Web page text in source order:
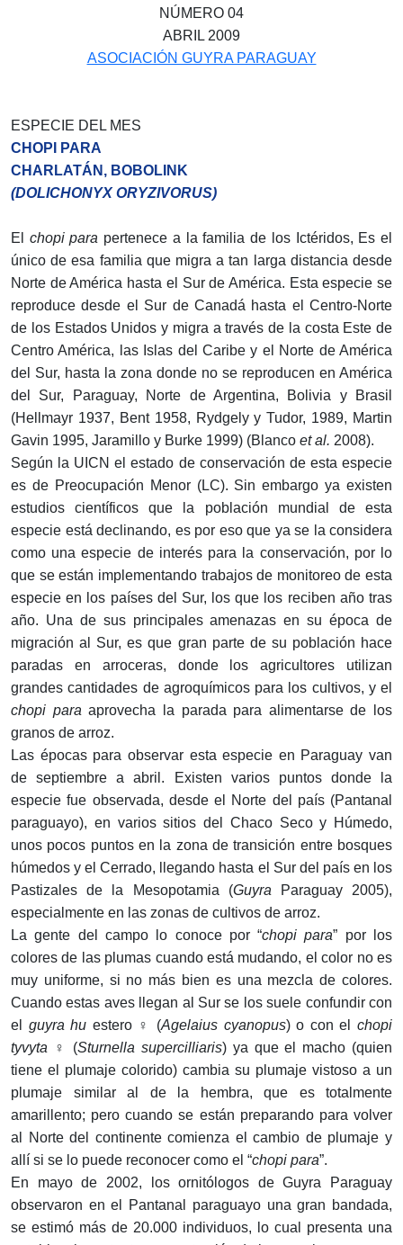
NÚMERO 04
ABRIL 2009
ASOCIACIÓN GUYRA PARAGUAY
ESPECIE DEL MES
CHOPI PARA
CHARLATÁN, BOBOLINK
(DOLICHONYX ORYZIVORUS)
El chopi para pertenece a la familia de los Ictéridos, Es el
único de esa familia que migra a tan larga distancia desde
Norte de América hasta el Sur de América. Esta especie se
reproduce desde el Sur de Canadá hasta el Centro-Norte
de los Estados Unidos y migra a través de la costa Este de
Centro América, las Islas del Caribe y el Norte de América
del Sur, hasta la zona donde no se reproducen en América
del Sur, Paraguay, Norte de Argentina, Bolivia y Brasil
(Hellmayr 1937, Bent 1958, Rydgely y Tudor, 1989, Martin
Gavin 1995, Jaramillo y Burke 1999) (Blanco et al. 2008).
Según la UICN el estado de conservación de esta especie
es de Preocupación Menor (LC). Sin embargo ya existen
estudios científicos que la población mundial de esta
especie está declinando, es por eso que ya se la considera
como una especie de interés para la conservación, por lo
que se están implementando trabajos de monitoreo de esta
especie en los países del Sur, los que los reciben año tras
año. Una de sus principales amenazas en su época de
migración al Sur, es que gran parte de su población hace
paradas en arroceras, donde los agricultores utilizan
grandes cantidades de agroquímicos para los cultivos, y el
chopi paraaprovecha la parada para alimentarse de los
granos de arroz.
Las épocas para observar esta especie en Paraguay van
de septiembre a abril. Existen varios puntos donde la
especie fue observada, desde el Norte del país (Pantanal
paraguayo), en varios sitios del Chaco Seco y Húmedo,
unos pocos puntos en la zona de transición entre bosques
húmedos y el Cerrado, llegando hasta el Sur del país en los
Pastizales de la Mesopotamia (Guyra Paraguay 2005),
especialmente en las zonas de cultivos de arroz.
La gente del campo lo conoce por “chopi para” por los
colores de las plumas cuando está mudando, el color no es
muy uniforme, si no más bien es una mezcla de colores.
Cuando estas aves llegan al Sur se los suele confundir con
el guyra hu estero ♀ (Agelaius cyanopus) o con elchopi
tyvyta
♀ (Sturnella supercilliaris) ya que el macho (quien
tiene el plumaje colorido) cambia su plumaje vistoso a un
plumaje similar al de la hembra, que es totalmente
amarillento; pero cuando se están preparando para volver
al Norte del continente comienza el cambio de plumaje y
allí si se lo puede reconocer como el “chopi para”.
En mayo de 2002, los ornitólogos de Guyra Paraguay
observaron en el Pantanal paraguayo una gran bandada,
se estimó más de 20.000 individuos, lo cual presenta una